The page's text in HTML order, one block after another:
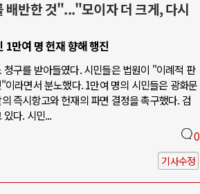
배반한 것"..."모이자 더 크게, 다시
1만여 명 헌재 향해 행진
구를 받아들였다. 시민들은 법원이 "이례적 판
라면서 분노했다. 1만여 명의 시민들은 광화문
즉시항고와 헌재의 파면 결정을 촉구했다. 검
다. 시민...
0
기사수정